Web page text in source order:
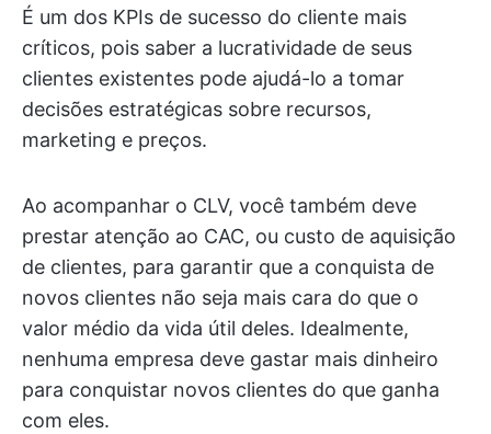
É um dos KPIs de sucesso do cliente mais
críticos, pois saber a lucratividade de seus
clientes existentes pode ajudá-lo a tomar
decisões estratégicas sobre recursos,
marketing e preços.
Ao acompanhar o CLV, você também deve
prestar atenção ao CAC, ou custo de aquisição
de clientes, para garantir que a conquista de
novos clientes não seja mais cara do que o
valor médio da vida útil deles. Idealmente,
nenhuma empresa deve gastar mais dinheiro
para conquistar novos clientes do que ganha
com eles.